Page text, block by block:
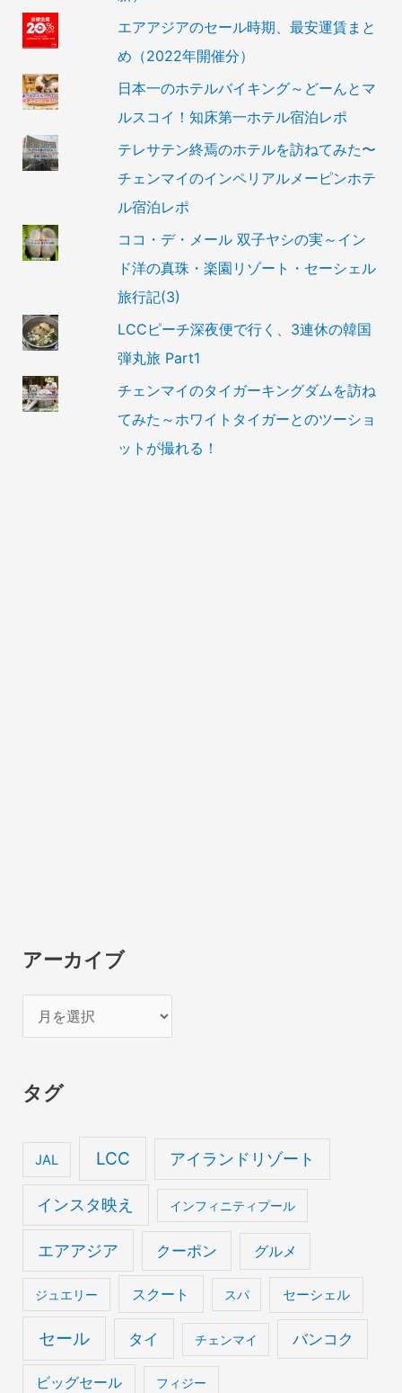
エアアジアのセール時期、最安運賃まと
め（2022年開催分）
日本一のホテルバイキング～どーんとマ
ルスコイ！知床第一ホテル宿泊レポ
テレサテン終焉のホテルを訪ねてみた〜
チェンマイのインペリアルメーピンホテ
ル宿泊レポ
ココ・デ・メール 双子ヤシの実～イン
ド洋の真珠・楽園リゾート・セーシェル
旅行記(3)
LCCピーチ深夜便で行く、3連休の韓国
弾丸旅 Part1
チェンマイのタイガーキングダムを訪ね
てみた～ホワイトタイガーとのツーショ
ットが撮れる！
アーカイブ
ー
イ
タグ
JAL LCC アイランドリゾート
インスタ映え インフィニティプール
エアアジア クーポン グルメ
ジュエリー スクート スパ セーシェル
セール タイ チェンマイ バンコク
ビッグセール フィジー